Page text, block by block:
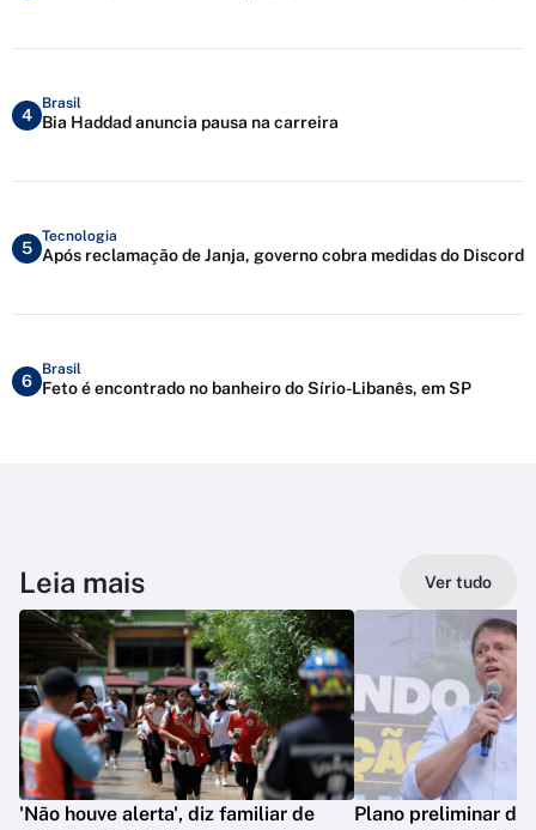
4
Brasil
Bia Haddad anuncia pausa na carreira
5
Tecnologia
Após reclamação de Janja, governo cobra medidas do Discord
6
Brasil
Feto é encontrado no banheiro do Sírio-Libanês, em SP
Leia mais Ver tudo
'Não houve alerta', diz familiar de
Plano preliminar de